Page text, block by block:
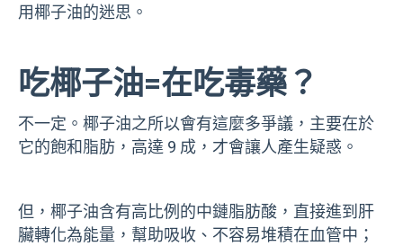
用椰子油的迷思。
吃椰子油=在吃毒藥？
不一定。椰子油之所以會有這麼多爭議，主要在於
它的飽和脂肪，高達 9 成，才會讓人產生疑惑。
但，椰子油含有高比例的中鏈脂肪酸，直接進到肝
臟轉化為能量，幫助吸收、不容易堆積在血管中；